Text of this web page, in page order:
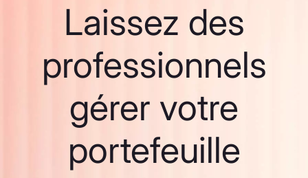
Laissez des
professionnels
gérer votre
portefeuille